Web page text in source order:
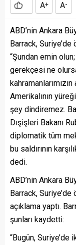
A+ A-
ABD’nin Ankara
Barrack,
“Şundan emin
gerekçesi ne
Amerikalının
şey dindiremez.
Dışişleri Bakanı
diplomatik tüm
bu saldırının
dedi.
ABD’nin Ankara
Barrack,
açıklama yaptı.
şunları kaydetti:
“Bugün, Suriye’de